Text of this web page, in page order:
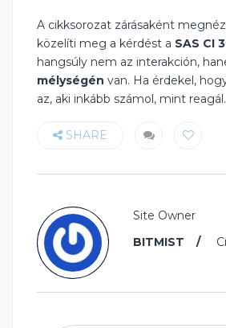
A cikksorozat zárásaként
közelíti meg a kérdést a SAS CI
hangsúly nem az interakción,
mélységén van. Ha érdekel,
az, aki inkább számol, mint reagál.
SHARE
Site Owner
BITMIST